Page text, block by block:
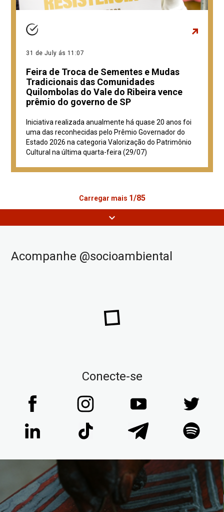
31 de July ás 11:07
Feira de Troca de Sementes e Mudas
Tradicionais das Comunidades
Quilombolas do Vale do Ribeira vence
prêmio do governo de SP
Iniciativa realizada anualmente há quase 20 anos foi
uma das reconhecidas pelo Prêmio Governador do
Estado 2026 na categoria Valorização do Patrimônio
Cultural na última quarta-feira (29/07)
Carregar mais 1/85
expand_more
Acompanhe @socioambiental
Conecte-se